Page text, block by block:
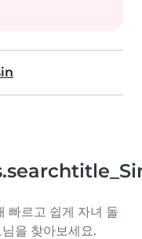
르고 쉽게 자녀 돌
을 찾아보세요.